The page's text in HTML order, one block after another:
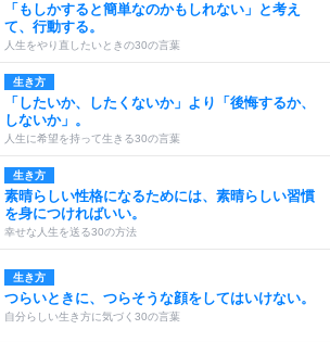
「もしかすると簡単なのかもしれない」と考え
て、行動する。
人生をやり直したいときの30の言葉
生き方
「したいか、したくないか」より「後悔するか、
しないか」。
人生に希望を持って生きる30の言葉
生き方
素晴らしい性格になるためには、素晴らしい習慣
を身につければいい。
幸せな人生を送る30の方法
生き方
つらいときに、つらそうな顔をしてはいけない。
自分らしい生き方に気づく30の言葉